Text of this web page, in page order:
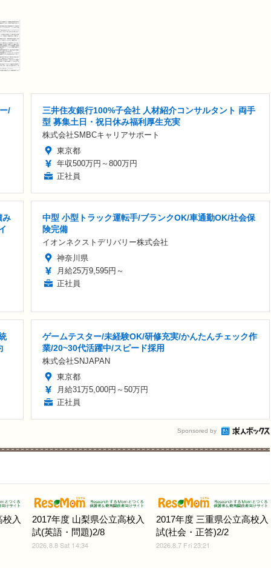
/
三井住友銀行100%子会社 人材紹介コンサルタント 両手
型 募集土日・祝日休み福利厚生充実
株式会社SMBCキャリアサポート
東京都
年収500万円～800万円
正社員
み
中型 小型トラック運転手/ブランクOK/車通勤OK/社会保
険完備
イオンネクストデリバリー株式会社
神奈川県
月給25万9,595円～
正社員
ゲームテスター/未経験OK/研修充実/かんたんチェック作
業/20~30代活躍中/スピード採用
株式会社SNJAPAN
東京都
月給31万5,000円～50万円
正社員
Sponsored by
入
2017年度 山梨県公立高校入
試(英語・問題)2/8
2026.8.8 Sat 14:34
2017年度 三重県公立高校入
試(社会・正答)2/2
2026.8.7 Fri 23:21